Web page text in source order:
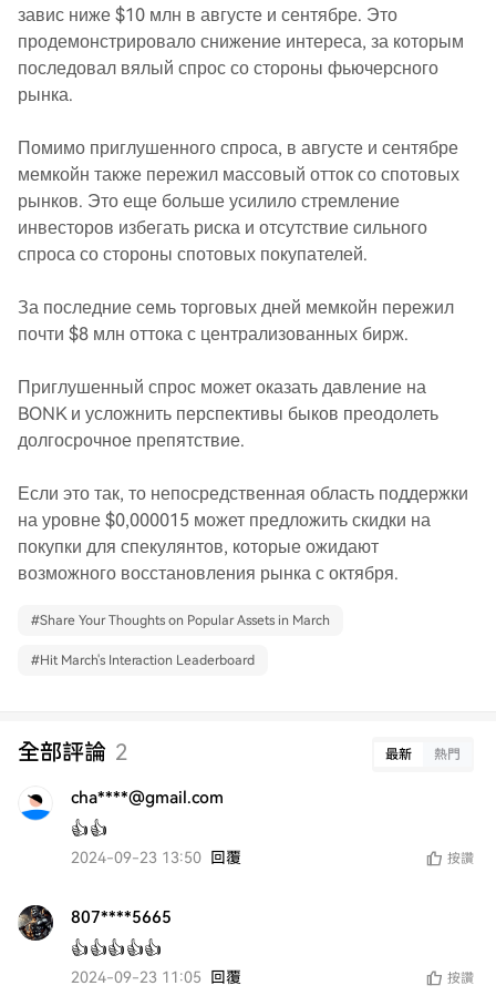
завис ниже $10 млн в августе и сентябре. Это
продемонстрировало снижение интереса, за которым
последовал вялый спрос со стороны фьючерсного
рынка.
Помимо приглушенного спроса, в августе и сентябре
мемкойн также пережил массовый отток со спотовых
рынков. Это еще больше усилило стремление
инвесторов избегать риска и отсутствие сильного
спроса со стороны спотовых покупателей.
За последние семь торговых дней мемкойн пережил
почти $8 млн оттока с централизованных бирж.
Приглушенный спрос может оказать давление на
BONK и усложнить перспективы быков преодолеть
долгосрочное препятствие.
Если это так, то непосредственная область поддержки
на уровне $0,000015 может предложить скидки на
покупки для спекулянтов, которые ожидают
возможного восстановления рынка с октября.
#Share Your Thoughts on Popular Assets in March
#Hit March's Interaction Leaderboard
全部評論 2 最新 熱門
cha****@gmail.com
👍👍
2024-09-23 13:50 回覆 按讚
807****5665
👍👍👍👍👍
2024-09-23 11:05 回覆 按讚